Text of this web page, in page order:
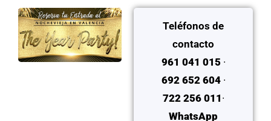
Teléfonos de
contacto
961 041 015 ·
692 652 604·
722 256 011 ·
WhatsApp